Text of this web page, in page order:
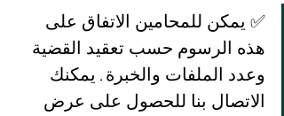
✅ يمكن للمحامين الاتفاق على
هذه الرسوم حسب تعقيد القضية
وعدد الملفات والخبرة. يمكنك
الاتصال بنا للحصول على عرض